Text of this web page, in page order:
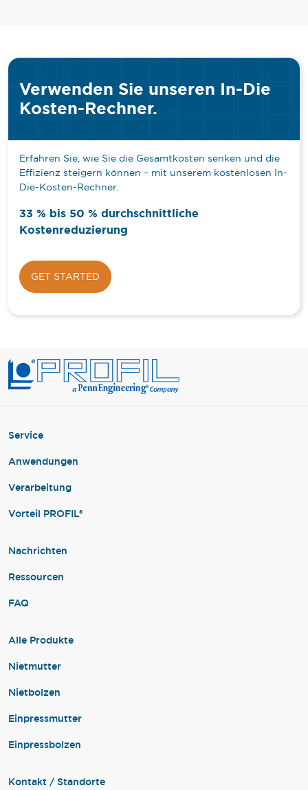
Verwenden Sie unseren In-Die
Kosten-Rechner.
Erfahren Sie, wie Sie die Gesamtkosten senken und die
Effizienz steigern können – mit unserem kostenlosen In-
Die-Kosten-Rechner.
33 % bis 50 % durchschnittliche
Kostenreduzierung
GET STARTED
Service
Anwendungen
Verarbeitung
Vorteil PROFIL®
Nachrichten
Ressourcen
FAQ
Alle Produkte
Nietmutter
Nietbolzen
Einpressmutter
Einpressbolzen
Kontakt / Standorte